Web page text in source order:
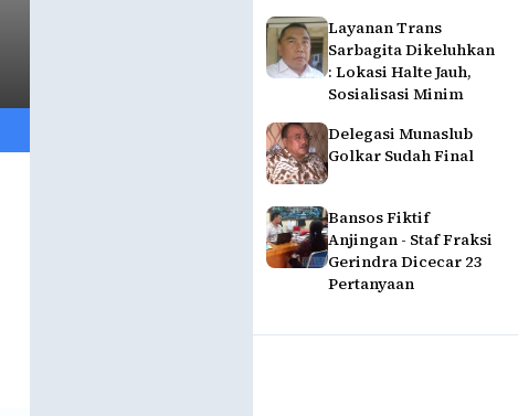
Layanan Trans
Sarbagita Dikeluhkan
: Lokasi Halte Jauh,
Sosialisasi Minim
Delegasi Munaslub
Golkar Sudah Final
Bansos Fiktif
Anjingan - Staf Fraksi
Gerindra Dicecar 23
Pertanyaan